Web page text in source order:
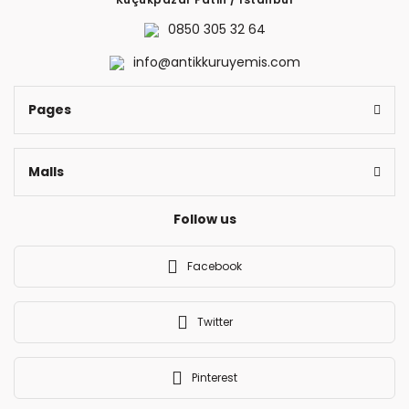
Send
0850 305 32 64
info@antikkuruyemis.com
Pages
Malls
Follow us
Facebook
Twitter
Pinterest